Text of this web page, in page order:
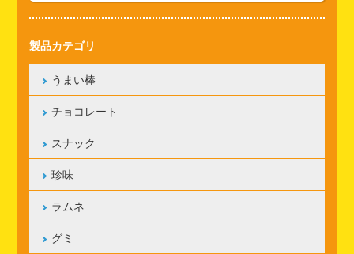
製品カテゴリ
うまい棒
チョコレート
スナック
珍味
ラムネ
グミ